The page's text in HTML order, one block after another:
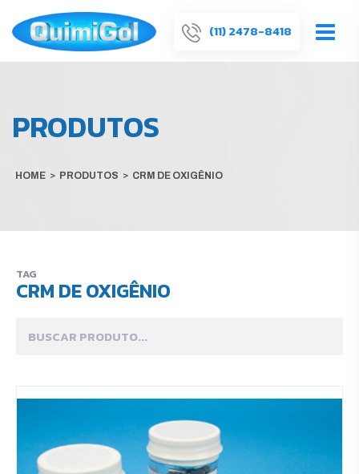
(11) 2478-8418
PRODUTOS
HOME > PRODUTOS > CRM DE OXIGÊNIO
TAG
CRM DE OXIGÊNIO